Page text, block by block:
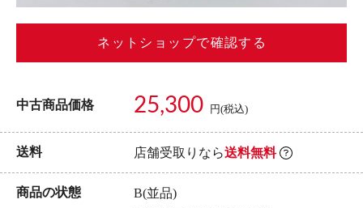
ネットショップで確認する
中古商品価格 25,300 円(税込)
送料 店舗受取りなら送料無料
商品の状態
B(並品)